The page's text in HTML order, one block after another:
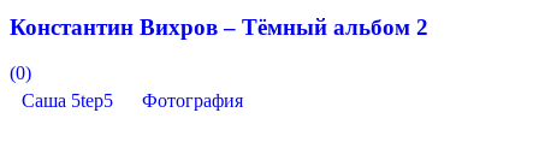
Константин Вихров – Тёмный альбом 2
(0)
Саша 5tep5
Фотография